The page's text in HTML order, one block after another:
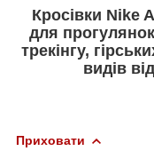
Кросівки Nike
для прогулянок
трекінгу,
видів
Приховати